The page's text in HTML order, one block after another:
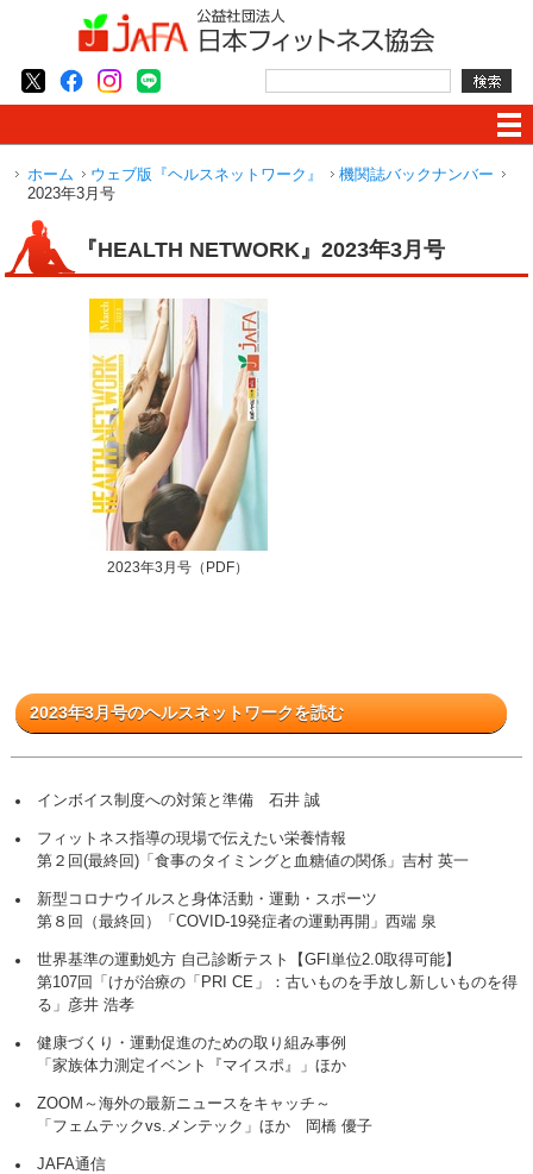
ホーム ウェブ版『ヘルスネットワーク』
機関誌バックナンバー
2023年3月号
『HEALTH NETWORK』2023年3月号
2023年3月号（PDF）
2023年3月号のヘルスネットワークを読む
インボイス制度への対策と準備 石井 誠
フィットネス指導の現場で伝えたい栄養情報
第２回(最終回)「食事のタイミングと血糖値の関係」吉村 英一
新型コロナウイルスと身体活動・運動・スポーツ
第８回（最終回）「COVID-19発症者の運動再開」西端 泉
世界基準の運動処方 自己診断テスト【GFI単位2.0取得可能】
第107回「けが治療の「PRI CE」：古いものを手放し新しいものを得
る」彦井 浩孝
健康づくり・運動促進のための取り組み事例
「家族体力測定イベント『マイスポ』」ほか
ZOOM～海外の最新ニュースをキャッチ～
「フェムテックvs.メンテック」ほか 岡橋 優子
JAFA通信